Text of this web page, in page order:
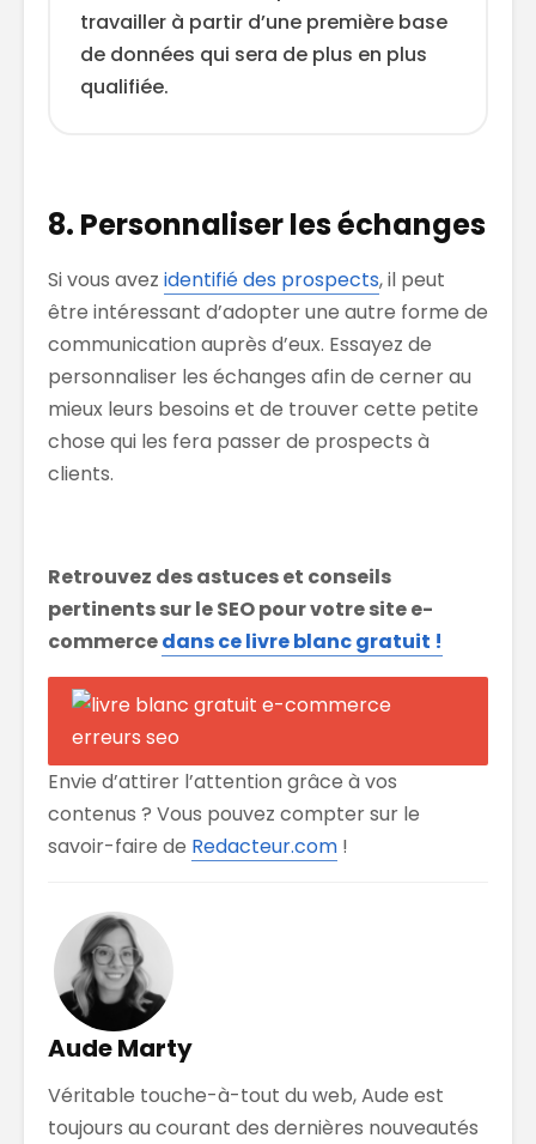
travailler à partir d’une première base
de données qui sera de plus en plus
qualifiée.
8. Personnaliser les échanges
Si vous avez identifié des prospects, il peut
être intéressant d’adopter une autre forme de
communication auprès d’eux. Essayez de
personnaliser les échanges afin de cerner au
mieux leurs besoins et de trouver cette petite
chose qui les fera passer de prospects à
clients.
Retrouvez des astuces et conseils
pertinents sur le SEO pour votre site e-
commercedans ce livre blanc gratuit !
Envie d’attirer l’attention grâce à vos
contenus ? Vous pouvez compter sur le
savoir-faire de Redacteur.com !
Aude Marty
Véritable touche-à-tout du web, Aude est
toujours au courant des dernières nouveautés